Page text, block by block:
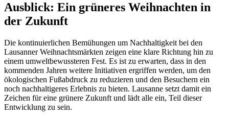
Ausblick: Ein grüneres Weihnachten in
der Zukunft
Die kontinuierlichen Bemühungen um Nachhaltigkeit bei den
Lausanner Weihnachtsmärkten zeigen eine klare Richtung hin zu
einem umweltbewussteren Fest. Es ist zu erwarten, dass in den
kommenden Jahren weitere Initiativen ergriffen werden, um den
ökologischen Fußabdruck zu reduzieren und den Besuchern ein
noch nachhaltigeres Erlebnis zu bieten. Lausanne setzt damit ein
Zeichen für eine grünere Zukunft und lädt alle ein, Teil dieser
Entwicklung zu sein.